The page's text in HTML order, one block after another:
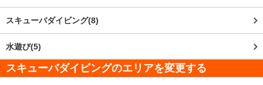
スキューバダイビング(8)
水遊び(5)
スキューバダイビングのエリアを変更する